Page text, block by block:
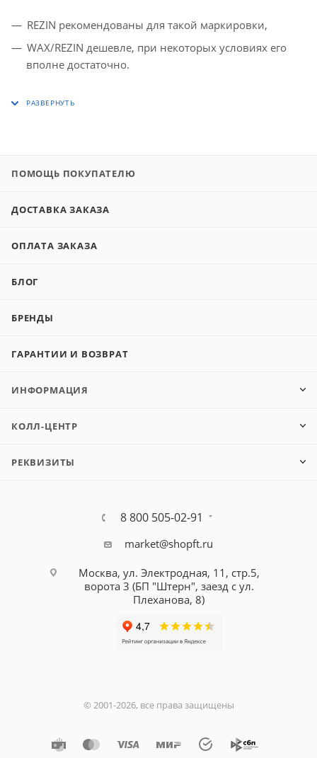
REZIN рекомендованы для такой маркировки,
WAX/REZIN дешевле, при некоторых условиях его
вполне достаточно.
ПОМОЩЬ ПОКУПАТЕЛЮ
ДОСТАВКА ЗАКАЗА
ОПЛАТА ЗАКАЗА
БЛОГ
БРЕНДЫ
ГАРАНТИИ И ВОЗВРАТ
ИНФОРМАЦИЯ
КОЛЛ-ЦЕНТР
РЕКВИЗИТЫ
8 800 505-02-91
market@shopft.ru
Москва, ул. Электродная, 11, стр.5,
ворота 3 (БП "Штерн", заезд с ул.
Плеханова, 8)
© 2001-2026, все права защищены